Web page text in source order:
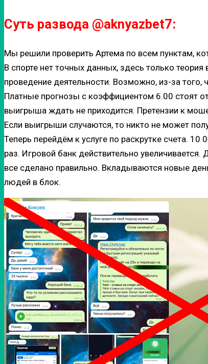
Суть развода @aknyazbet7:
Мы решили проверить Артема по всем пунктам,
В спорте нет точных данных, здесь только
проведение деятельности. Возможно, из-за того,
Платные прогнозы с коэффициентом 6.00 стоят
выигрыша ждать не приходится. Претензии к
Если выигрыши случаются, то никто не может
Теперь перейдём к услуге по раскрутке счета.
раз. Игровой банк действительно
все сделано правильно. Вкладываются новые
людей в блок.